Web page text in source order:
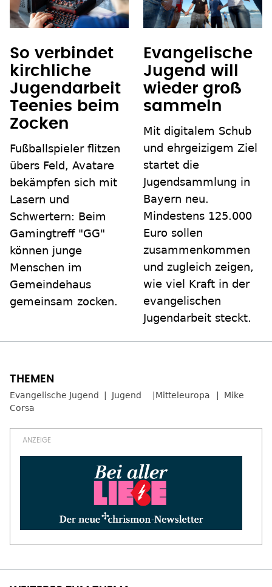
So verbindet
kirchliche
Jugendarbeit
Teenies beim
Zocken
Fußballspieler flitzen
übers Feld, Avatare
bekämpfen sich mit
Lasern und
Schwertern: Beim
Gamingtreff "GG"
können junge
Menschen im
Gemeindehaus
gemeinsam zocken.
Evangelische
Jugend will
wieder groß
sammeln
Mit digitalem Schub
und ehrgeizigem Ziel
startet die
Jugendsammlung in
Bayern neu.
Mindestens 125.000
Euro sollen
zusammenkommen
und zugleich zeigen,
wie viel Kraft in der
evangelischen
Jugendarbeit steckt.
Evangelische Jugend Jugend Mitteleuropa
Mike
Corsa